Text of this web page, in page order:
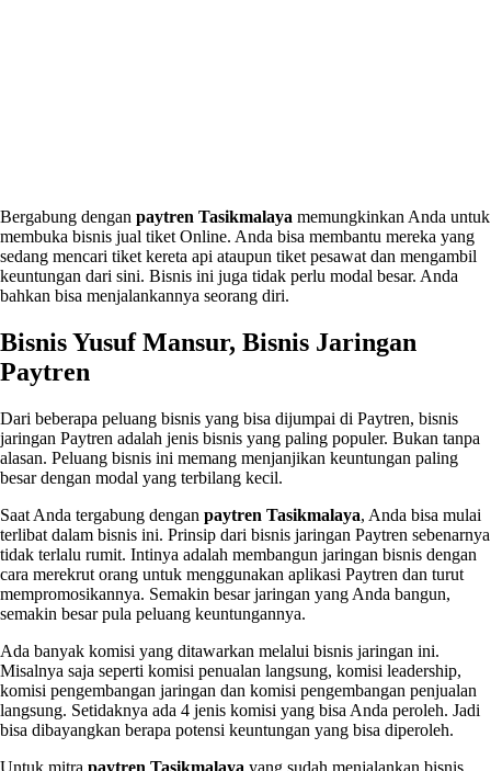
Bergabung dengan paytren Tasikmalaya memungkinkan Anda untuk
membuka bisnis jual tiket Online. Anda bisa membantu mereka yang
sedang mencari tiket kereta api ataupun tiket pesawat dan mengambil
keuntungan dari sini. Bisnis ini juga tidak perlu modal besar. Anda
bahkan bisa menjalankannya seorang diri.
Bisnis Yusuf Mansur, Bisnis Jaringan
Paytren
Dari beberapa peluang bisnis yang bisa dijumpai di Paytren, bisnis
jaringan Paytren adalah jenis bisnis yang paling populer. Bukan tanpa
alasan. Peluang bisnis ini memang menjanjikan keuntungan paling
besar dengan modal yang terbilang kecil.
Saat Anda tergabung dengan paytren Tasikmalaya, Anda bisa mulai
terlibat dalam bisnis ini. Prinsip dari bisnis jaringan Paytren sebenarnya
tidak terlalu rumit. Intinya adalah membangun jaringan bisnis dengan
cara merekrut orang untuk menggunakan aplikasi Paytren dan turut
mempromosikannya. Semakin besar jaringan yang Anda bangun,
semakin besar pula peluang keuntungannya.
Ada banyak komisi yang ditawarkan melalui bisnis jaringan ini.
Misalnya saja seperti komisi penualan langsung, komisi leadership,
komisi pengembangan jaringan dan komisi pengembangan penjualan
langsung. Setidaknya ada 4 jenis komisi yang bisa Anda peroleh. Jadi
bisa dibayangkan berapa potensi keuntungan yang bisa diperoleh.